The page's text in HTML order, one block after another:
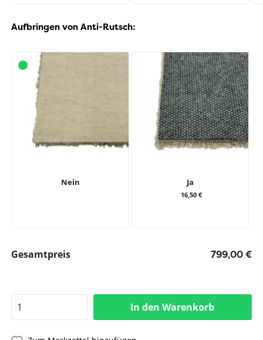
Aufbringen von Anti-Rutsch:
Nein Ja
16,50 €
Gesamtpreis 799,00 €
In den Warenkorb